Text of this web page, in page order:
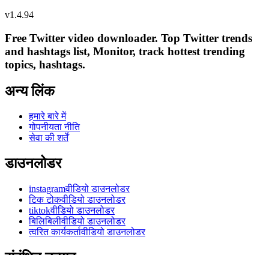
v1.4.94
Free Twitter video downloader. Top Twitter trends
and hashtags list, Monitor, track hottest trending
topics, hashtags.
अन्य लिंक
हमारे बारे में
गोपनीयता नीति
सेवा की शर्तें
डाउनलोडर
instagramवीडियो डाउनलोडर
टिक टोकवीडियो डाउनलोडर
tiktokवीडियो डाउनलोडर
बिलिबिलीवीडियो डाउनलोडर
त्वरित कार्यकर्तावीडियो डाउनलोडर